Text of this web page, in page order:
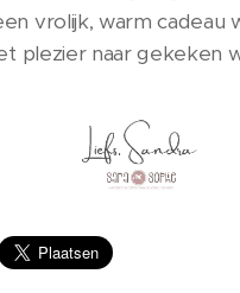
vrolijk, warm cadeau
plezier naar gekeken